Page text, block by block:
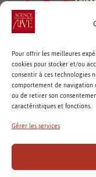
Pour offrir les meilleures
cookies pour stocker et/ou
consentir à ces technologies
comportement de navigation
ou de retirer son
caractéristiques et fonctions.
Gérer les services
CLIQUEZ SUR «